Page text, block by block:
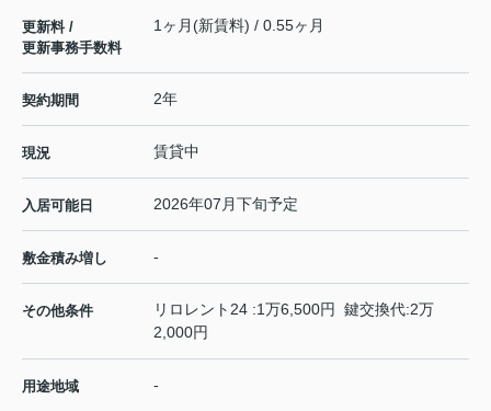
更新料 /
更新事務手数料
1ヶ月(新賃料) / 0.55ヶ月
契約期間 2年
現況 賃貸中
入居可能日 2026年07月下旬予定
敷金積み増し -
その他条件
リロレント24 :1万6,500円 鍵交換代:2万
2,000円
用途地域 -